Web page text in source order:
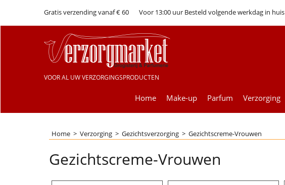
Gratis verzending vanaf € 60 Voor 13:00 uur Besteld volgende werkdag in huis
VOOR AL UW VERZORGINGSPRODUCTEN
Home Make-up Parfum Verzorging
Home > Verzorging > Gezichtsverzorging > Gezichtscreme-Vrouwen
Gezichtscreme-Vrouwen